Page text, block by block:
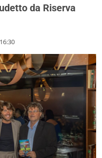
da Riserva